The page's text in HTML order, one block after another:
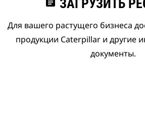
ЗАГРУЗИТЬ
Для вашего растущего бизнеса
продукции Caterpillar и другие
документы.